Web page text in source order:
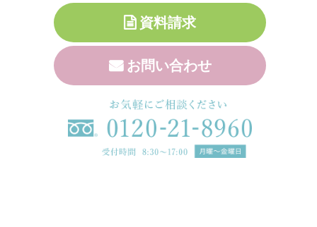
資料請求
お問い合わせ